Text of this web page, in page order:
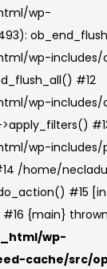
wp-
wp-includes/
#12
wp-includes/
wp-includes/
/home/
#15
{main}
wp-
cache/src/